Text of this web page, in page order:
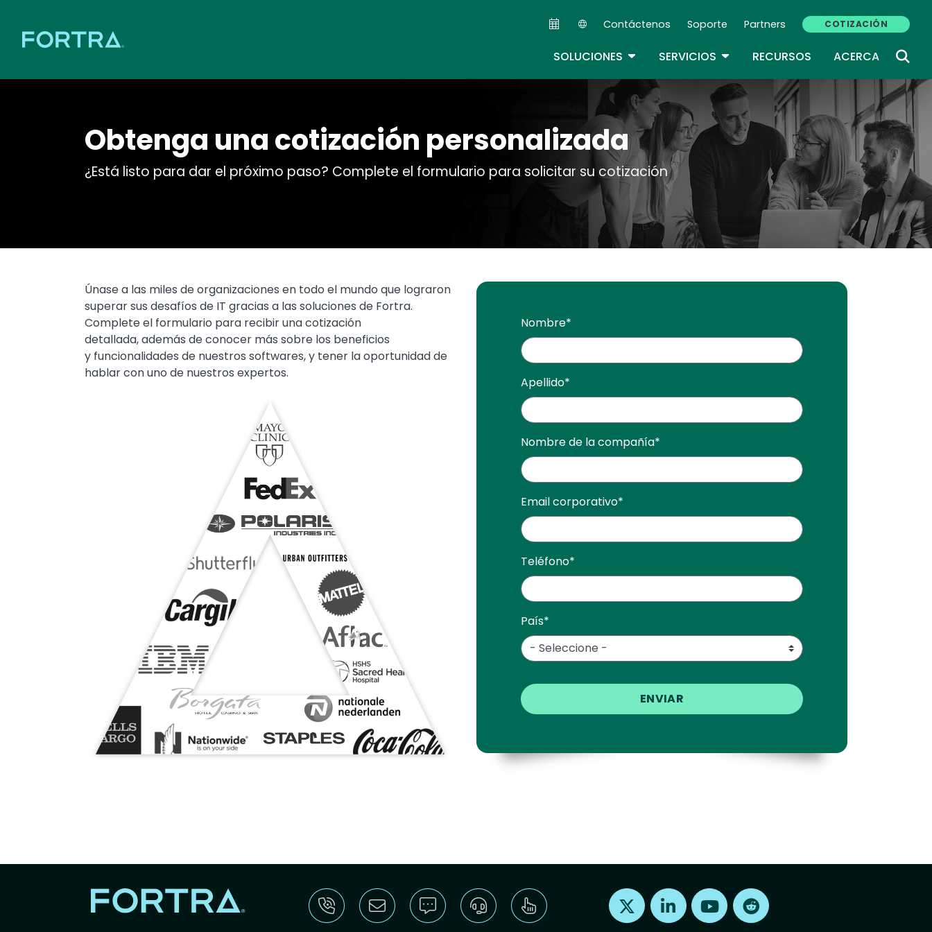
Secondary Navigation (ES)
Contáctenos Soporte Partners COTIZACIÓN
SOLUCIONES TOGGLE DROPDOWN
SERVICIOS TOGGLE DROPDOWN
RECURSOS ACERCA
Obtenga una cotización personalizada
¿Está listo para dar el próximo paso? Complete el formulario para solicitar su cotización
Nombre*
Apellido*
Nombre de la compañía*
Email corporativo*
Teléfono*
País*
Únase a las miles de organizaciones en todo el mundo que lograron
superar sus desafíos de IT gracias a las soluciones de Fortra.
Complete el formulario para recibir una cotización
detallada, además de conocer más sobre los beneficios
y funcionalidades de nuestros softwares, y tener la oportunidad de
hablar con uno de nuestros expertos.
Find us on X Find us on LinkedInFind us on Youtube